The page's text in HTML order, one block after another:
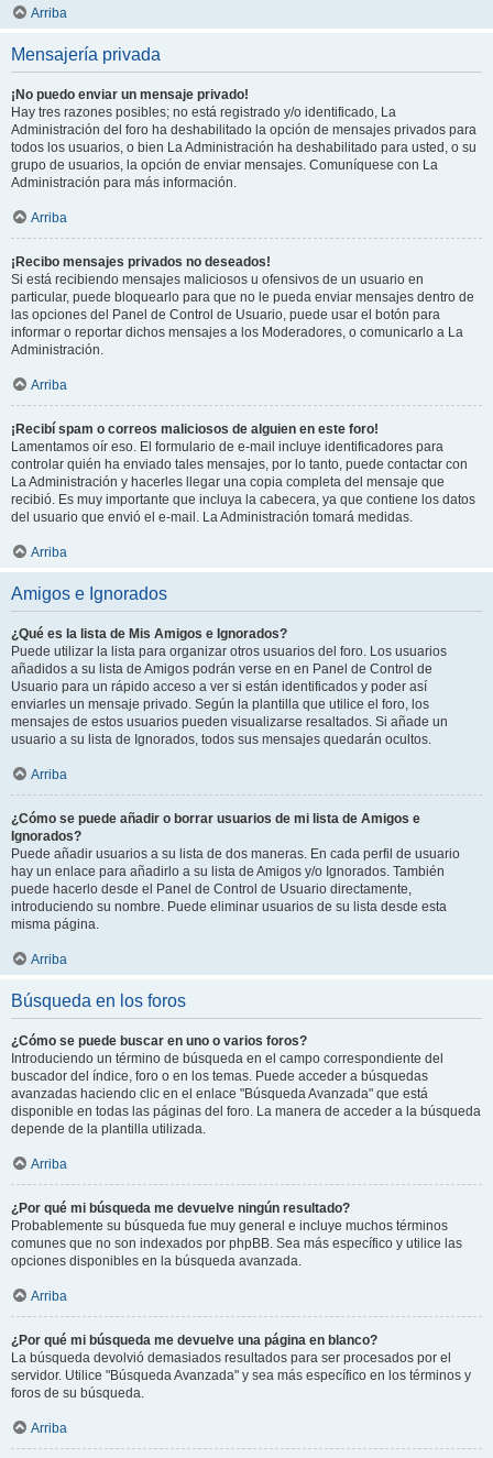
Arriba
Mensajería privada
¡No puedo enviar un mensaje privado!
Hay tres razones posibles; no está registrado y/o identificado, La
Administración del foro ha deshabilitado la opción de mensajes privados para
todos los usuarios, o bien La Administración ha deshabilitado para usted, o su
grupo de usuarios, la opción de enviar mensajes. Comuníquese con La
Administración para más información.
Arriba
¡Recibo mensajes privados no deseados!
Si está recibiendo mensajes maliciosos u ofensivos de un usuario en
particular, puede bloquearlo para que no le pueda enviar mensajes dentro de
las opciones del Panel de Control de Usuario, puede usar el botón para
informar o reportar dichos mensajes a los Moderadores, o comunicarlo a La
Administración.
Arriba
¡Recibí spam o correos maliciosos de alguien en este foro!
Lamentamos oír eso. El formulario de e-mail incluye identificadores para
controlar quién ha enviado tales mensajes, por lo tanto, puede contactar con
La Administración y hacerles llegar una copia completa del mensaje que
recibió. Es muy importante que incluya la cabecera, ya que contiene los datos
del usuario que envió el e-mail. La Administración tomará medidas.
Arriba
Amigos e Ignorados
¿Qué es la lista de Mis Amigos e Ignorados?
Puede utilizar la lista para organizar otros usuarios del foro. Los usuarios
añadidos a su lista de Amigos podrán verse en en Panel de Control de
Usuario para un rápido acceso a ver si están identificados y poder así
enviarles un mensaje privado. Según la plantilla que utilice el foro, los
mensajes de estos usuarios pueden visualizarse resaltados. Si añade un
usuario a su lista de Ignorados, todos sus mensajes quedarán ocultos.
Arriba
¿Cómo se puede añadir o borrar usuarios de mi lista de Amigos e
Ignorados?
Puede añadir usuarios a su lista de dos maneras. En cada perfil de usuario
hay un enlace para añadirlo a su lista de Amigos y/o Ignorados. También
puede hacerlo desde el Panel de Control de Usuario directamente,
introduciendo su nombre. Puede eliminar usuarios de su lista desde esta
misma página.
Arriba
Búsqueda en los foros
¿Cómo se puede buscar en uno o varios foros?
Introduciendo un término de búsqueda en el campo correspondiente del
buscador del índice, foro o en los temas. Puede acceder a búsquedas
avanzadas haciendo clic en el enlace "Búsqueda Avanzada" que está
disponible en todas las páginas del foro. La manera de acceder a la búsqueda
depende de la plantilla utilizada.
Arriba
¿Por qué mi búsqueda me devuelve ningún resultado?
Probablemente su búsqueda fue muy general e incluye muchos términos
comunes que no son indexados por phpBB. Sea más específico y utilice las
opciones disponibles en la búsqueda avanzada.
Arriba
¿Por qué mi búsqueda me devuelve una página en blanco?
La búsqueda devolvió demasiados resultados para ser procesados por el
servidor. Utilice "Búsqueda Avanzada" y sea más específico en los términos y
foros de su búsqueda.
Arriba